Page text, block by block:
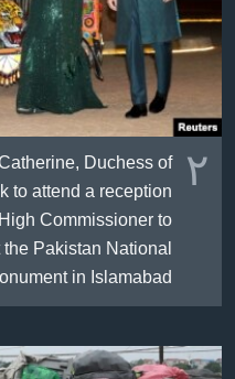
٢ Duchess of
to attend a reception
Commissioner to
Pakistan National
in Islamabad.